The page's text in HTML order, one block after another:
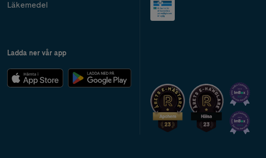
Läkemedel
Ladda ner vår app
2024